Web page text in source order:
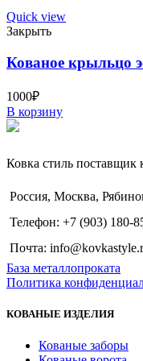
Quick view
Закрыть
Кованое крыльцо
1000₽
В корзину
Ковка стиль
Россия, Москва,
Телефон: +7 (903) 180-
Почта:
База металлопроката
Политика
КОВАНЫЕ ИЗДЕЛИЯ
Кованые заборы